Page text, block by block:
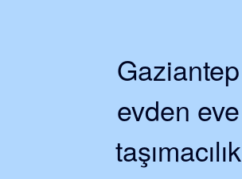
Gaziantep
evden eve
taşımacılık